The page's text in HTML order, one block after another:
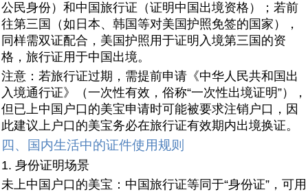
公民身份）和中国旅行证（证明中国出境资格）；若前
往第三国（如日本、韩国等对美国护照免签的国家），
同样需双证配合，美国护照用于证明入境第三国的资
格，旅行证用于中国出境。
注意：若旅行证过期，需提前申请《中华人民共和国出
入境通行证》（一次性有效，俗称“一次性出境证明”），
但已上中国户口的美宝申请时可能被要求注销户口，因
此建议上户口的美宝务必在旅行证有效期内出境换证。
四、国内生活中的证件使用规则
1. 身份证明场景
未上中国户口的美宝：中国旅行证等同于“身份证”，可用